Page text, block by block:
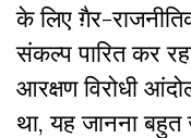
के लिए ग़ैर-
संकल्प पारित कर
आरक्षण विरोधी
था, यह जानना